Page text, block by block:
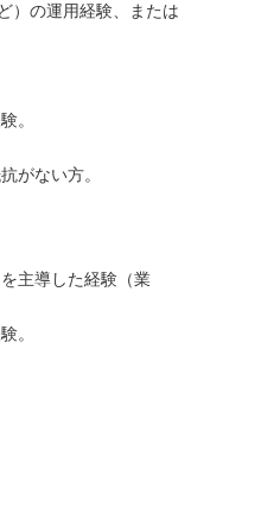
）の運用経験、または
。
がない方。
主導した経験（業
。